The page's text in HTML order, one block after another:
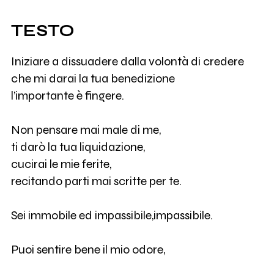
TESTO
Iniziare a dissuadere dalla volontà di credere
che mi darai la tua benedizione
l’importante è fingere.
Non pensare mai male di me,
ti darò la tua liquidazione,
cucirai le mie ferite,
recitando parti mai scritte per te.
Sei immobile ed impassibile,impassibile.
Puoi sentire bene il mio odore,